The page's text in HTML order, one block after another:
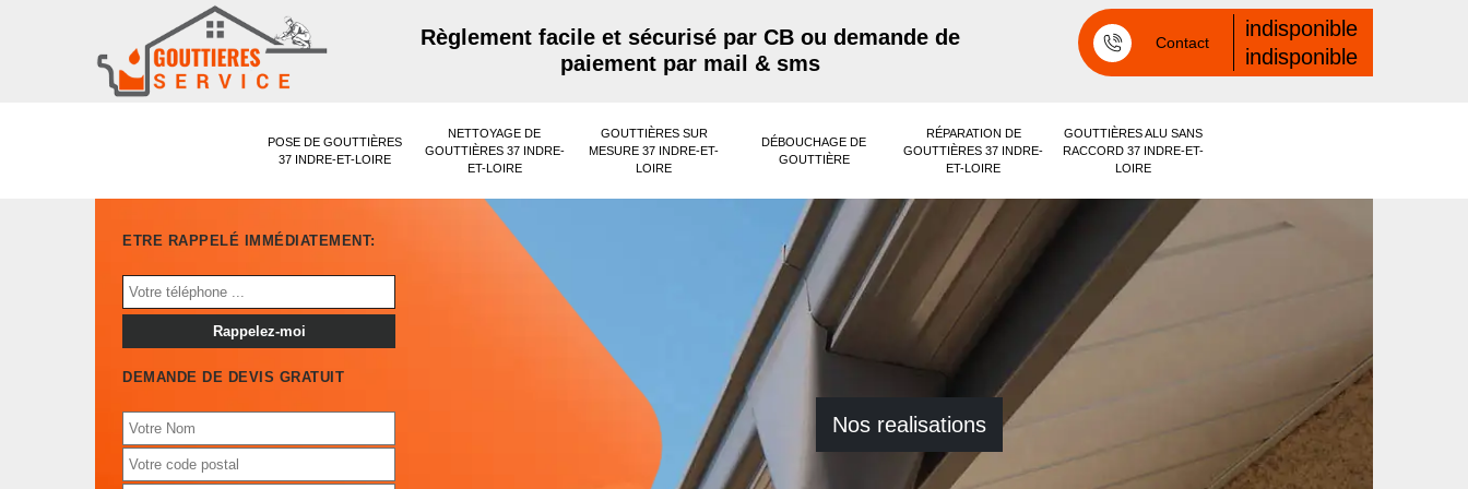
Règlement facile et sécurisé par CB ou demande de
paiement par mail & sms
Contact
indisponible
indisponible
POSE DE GOUTTIÈRES
37 INDRE-ET-LOIRE
NETTOYAGE DE
GOUTTIÈRES 37 INDRE-
ET-LOIRE
GOUTTIÈRES SUR
MESURE 37 INDRE-ET-
LOIRE
DÉBOUCHAGE DE
GOUTTIÈRE
RÉPARATION DE
GOUTTIÈRES 37 INDRE-
ET-LOIRE
GOUTTIÈRES ALU SANS
RACCORD 37 INDRE-ET-
LOIRE
ETRE RAPPELÉ IMMÉDIATEMENT:
DEMANDE DE DEVIS GRATUIT
Nos realisations